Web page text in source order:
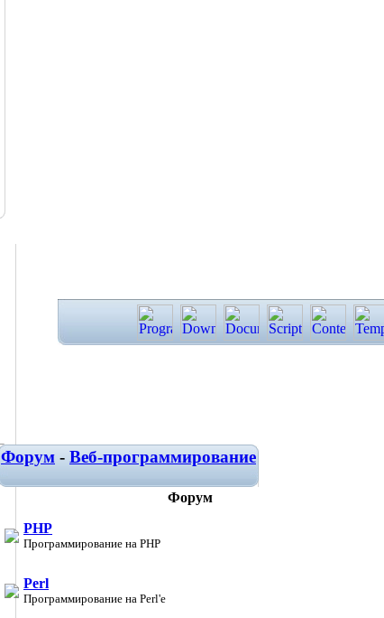
Форум - Веб-программирование
Форум
PHP
Программирование на PHP
Perl
Программирование на Perl'е